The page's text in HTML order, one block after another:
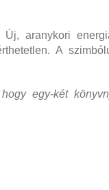
aranykori
A
egy-két